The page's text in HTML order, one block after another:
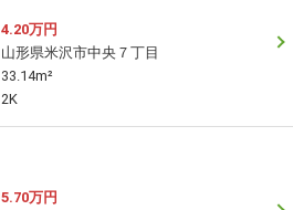
4.20万円
山形県米沢市中央７丁目
33.14m²
2K
5.70万円